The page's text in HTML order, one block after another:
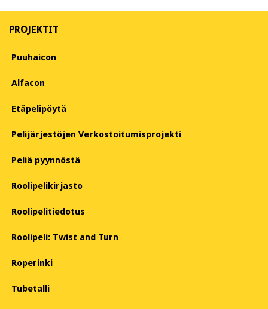
PROJEKTIT
Puuhaicon
Alfacon
Etäpelipöytä
Pelijärjestöjen Verkostoitumisprojekti
Peliä pyynnöstä
Roolipelikirjasto
Roolipelitiedotus
Roolipeli: Twist and Turn
Roperinki
Tubetalli